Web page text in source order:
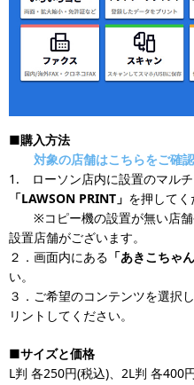
■購入方法
対象の店舗はこちらをご確認
1. ローソン店内に設置のマル
「LAWSON PRINT」 を押してく
※コピー機の設置が無い店舗
設置店舗がございます。
２．画面内にある 「あきこちゃ
い。
３．ご希望のコンテンツを選択
リントしてください。
■サイズと価格
L判 各250円(税込)、2L判 各400